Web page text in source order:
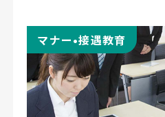
マナー•接遇教育